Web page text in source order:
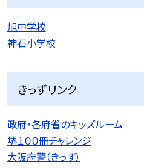
旭中学校
神石小学校
きっずリンク
政府・各府省のキッズルーム
堺１００冊チャレンジ
大阪府警（きっず）